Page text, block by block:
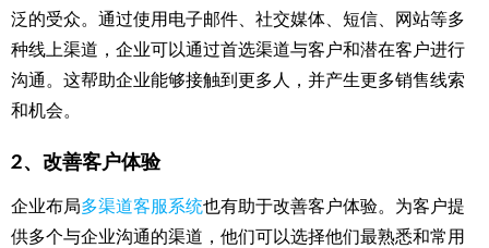
泛的受众。通过使用电子邮件、社交媒体、短信、网站等多
种线上渠道，企业可以通过首选渠道与客户和潜在客户进行
沟通。这帮助企业能够接触到更多人，并产生更多销售线索
和机会。
2、改善客户体验
企业布局多渠道客服系统也有助于改善客户体验。为客户提
供多个与企业沟通的渠道，他们可以选择他们最熟悉和常用